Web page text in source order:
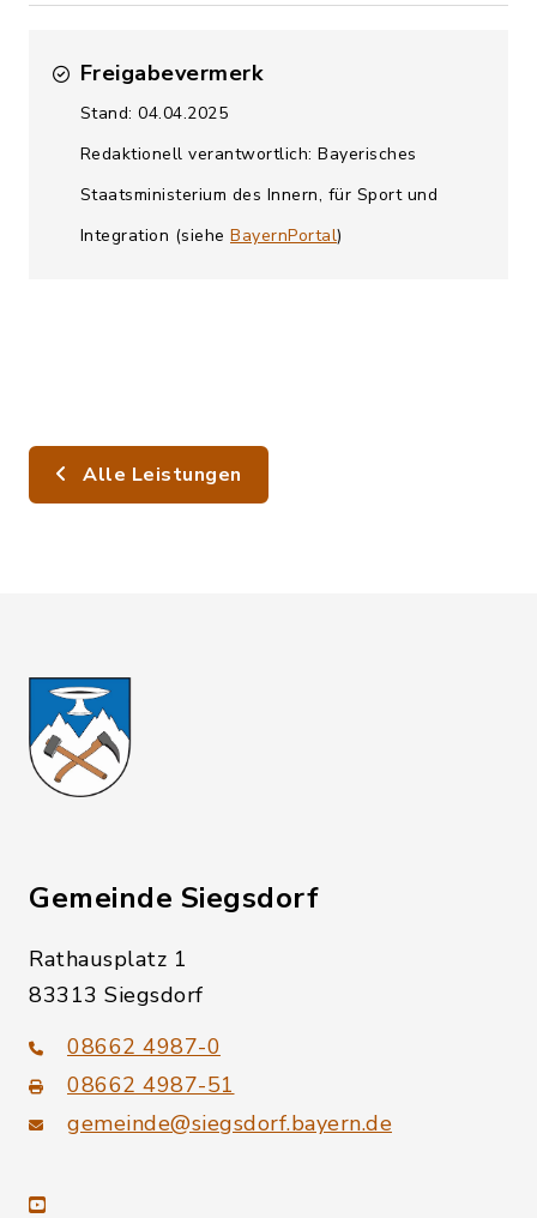
Freigabevermerk
Stand: 04.04.2025
Redaktionell verantwortlich: Bayerisches
Staatsministerium des Innern, für Sport und
Integration (siehe BayernPortal)
Alle Leistungen
Gemeinde Siegsdorf
Rathausplatz 1
83313 Siegsdorf
08662 4987-0
08662 4987-51
gemeinde@siegsdorf.bayern.de
youtube